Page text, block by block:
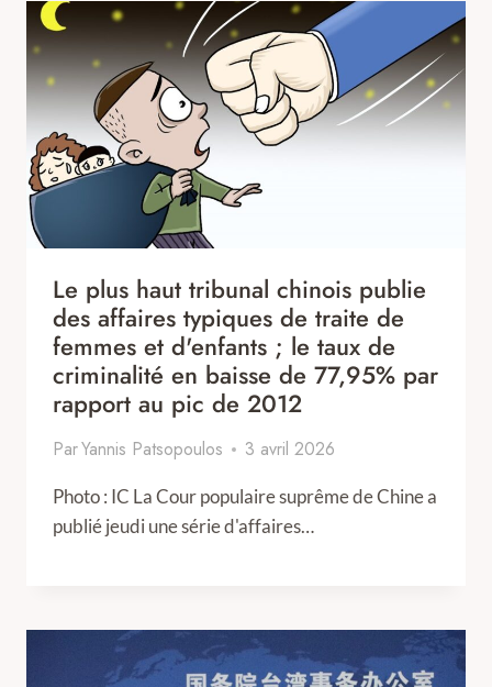
Le plus haut tribunal chinois publie
des affaires typiques de traite de
femmes et d'enfants ; le taux de
criminalité en baisse de 77,95% par
rapport au pic de 2012
ParYannis Patsopoulos 3 avril 2026
Photo : IC La Cour populaire suprême de Chine a
publié jeudi une série d'affaires…